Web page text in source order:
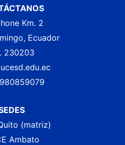
Km. 2
Ecuador
230203
(matriz)
Ambato